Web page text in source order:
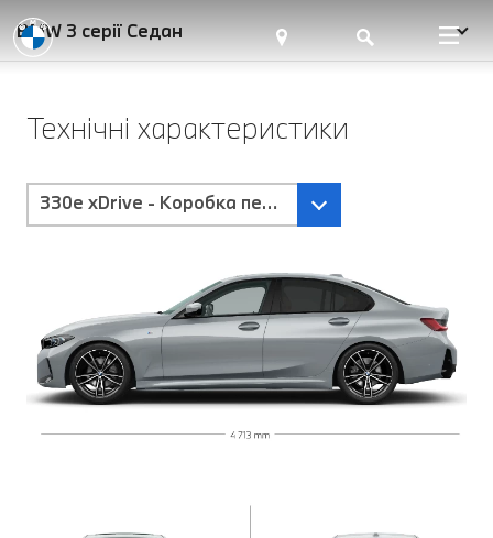
BMW 3 серії Седан
Технічні характеристики
330e xDrive - Коробка передач Steptronic з